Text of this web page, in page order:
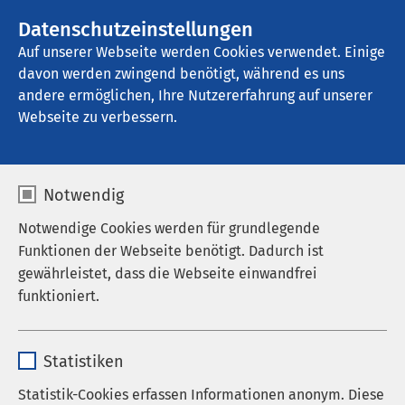
Datenschutzeinstellungen
Auf unserer Webseite werden Cookies verwendet. Einige
davon werden zwingend benötigt, während es uns
andere ermöglichen, Ihre Nutzererfahrung auf unserer
Webseite zu verbessern.
Notwendig
Notwendige Cookies werden für grundlegende
Funktionen der Webseite benötigt. Dadurch ist
gewährleistet, dass die Webseite einwandfrei
funktioniert.
Anbieter sgalinski
Statistiken
Statistik-Cookies erfassen Informationen anonym. Diese
AMEOS Klinikum Schönebeck